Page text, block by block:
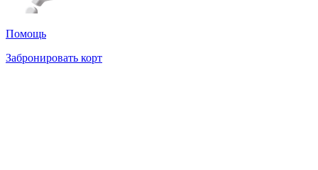
Помощь
Забронировать корт